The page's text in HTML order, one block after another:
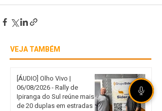
VEJA TAMBÉM
[ÁUDIO] Olho Vivo |
06/08/2026 - Rally de
Ipiranga do Sul reúne mais
de 20 duplas em estradas